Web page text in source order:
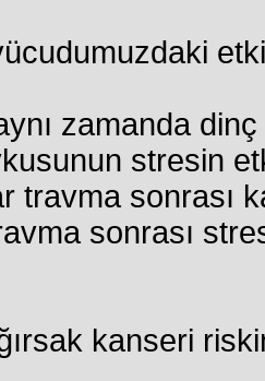
zamanda
stresin
travma sonrası
sonrası
kanseri